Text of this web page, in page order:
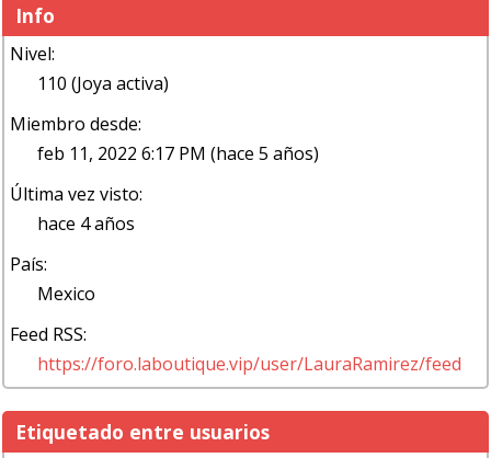
Info
Nivel:
110 (Joya activa)
Miembro desde:
feb 11, 2022 6:17 PM (hace 5 años)
Última vez visto:
hace 4 años
País:
Mexico
Feed RSS:
https://foro.laboutique.vip/user/LauraRamirez/feed
Etiquetado entre usuarios